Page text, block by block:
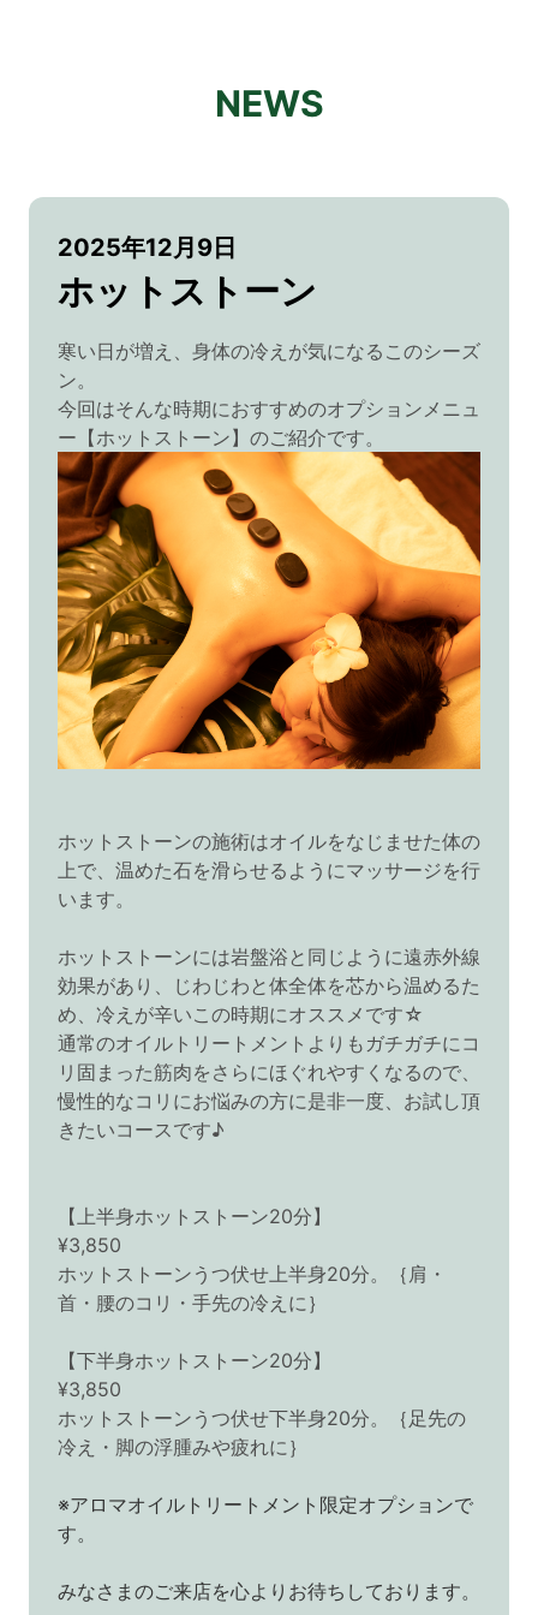
NEWS
2025年12月9日
ホットストーン
寒い日が増え、身体の冷えが気になるこのシーズ
ン。
今回はそんな時期におすすめのオプションメニュ
ー【ホットストーン】のご紹介です。
ホットストーンの施術はオイルをなじませた体の
上で、温めた石を滑らせるようにマッサージを行
います。
ホットストーンには岩盤浴と同じように遠赤外線
効果があり、じわじわと体全体を芯から温めるた
め、冷えが辛いこの時期にオススメです☆
通常のオイルトリートメントよりもガチガチにコ
リ固まった筋肉をさらにほぐれやすくなるので、
慢性的なコリにお悩みの方に是非一度、お試し頂
きたいコースです♪
【上半身ホットストーン20分】
¥3,850
ホットストーンうつ伏せ上半身20分。｛肩・
首・腰のコリ・手先の冷えに｝
【下半身ホットストーン20分】
¥3,850
ホットストーンうつ伏せ下半身20分。｛足先の
冷え・脚の浮腫みや疲れに｝
※アロマオイルトリートメント限定オプションで
す。
みなさまのご来店を心よりお待ちしております。